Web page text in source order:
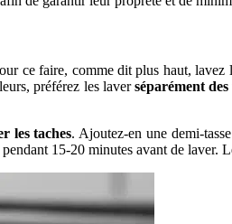
ce faire, comme dit plus haut, lavez
préférez les laverséparément
les taches. Ajoutez-en une demi-
15-20 minutes avant de laver.